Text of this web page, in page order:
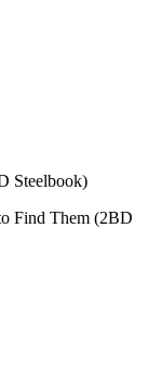
Steelbook)
Find Them (2BD